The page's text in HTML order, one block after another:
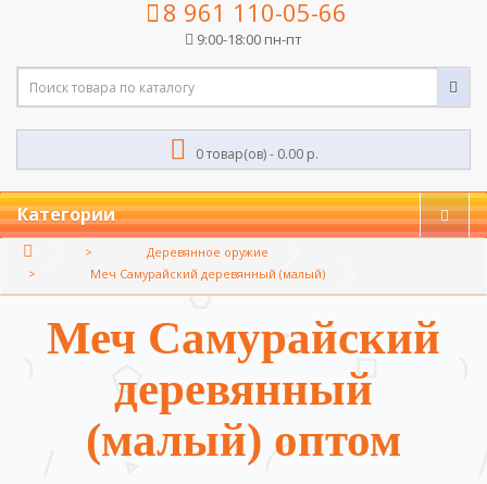
8 961 110-05-66
9:00-18:00 пн-пт
0 товар(ов) - 0.00 р.
Категории
Деревянное оружие
Меч Самурайский деревянный (малый)
Меч Самурайский
деревянный
(малый) оптом